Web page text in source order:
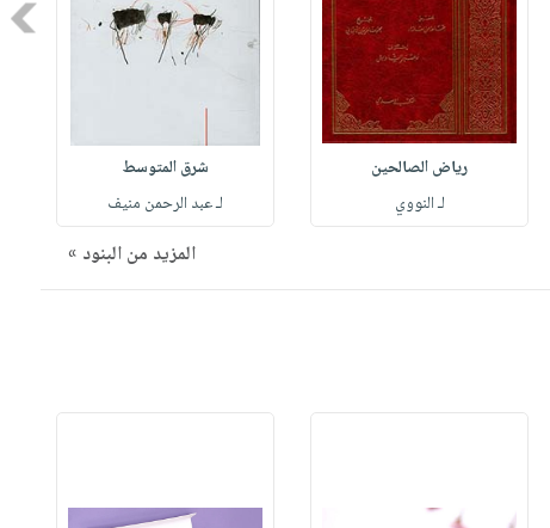
رياض الصالحين
لـ النووي
شرق المتوسط
لـ عبد الرحمن منيف
المزيد من البنود »